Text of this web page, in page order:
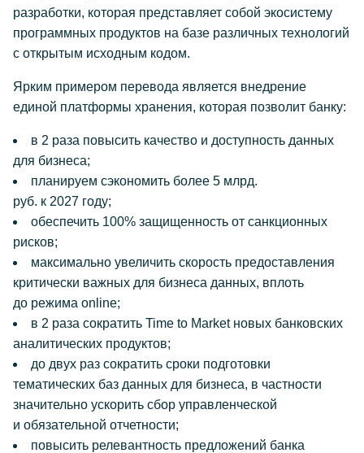
разработки, которая представляет собой экосистему
программных продуктов на базе различных технологий
с открытым исходным кодом.
Ярким примером перевода является внедрение
единой платформы хранения, которая позволит банку:
в 2 раза повысить качество и доступность данных
для бизнеса;
планируем сэкономить более 5 млрд.
руб. к 2027 году;
обеспечить 100% защищенность от санкционных
рисков;
максимально увеличить скорость предоставления
критически важных для бизнеса данных, вплоть
до режима online;
в 2 раза сократить Time to Market новых банковских
аналитических продуктов;
до двух раз сократить сроки подготовки
тематических баз данных для бизнеса, в частности
значительно ускорить сбор управленческой
и обязательной отчетности;
повысить релевантность предложений банка